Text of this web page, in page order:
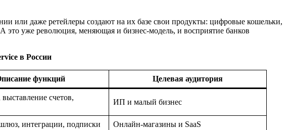
или даже ретейлеры создают на их базе свои продукты: цифровые кошельки,
это уже революция, меняющая и бизнес-модель, и восприятие банков
в России
функций Целевая аудитория
выставление счетов,
ИП и малый бизнес
интеграции, подписки Онлайн-магазины и SaaS